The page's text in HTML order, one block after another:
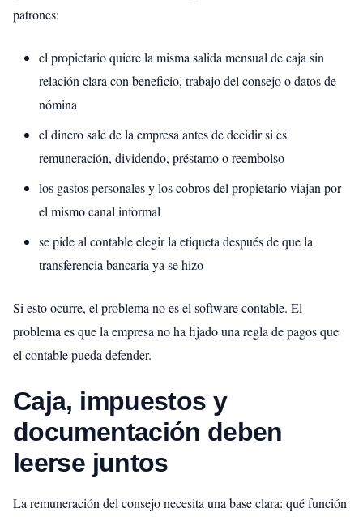
patrones:
el propietario quiere la misma salida mensual de caja sin
relación clara con beneficio, trabajo del consejo o datos de
nómina
el dinero sale de la empresa antes de decidir si es
remuneración, dividendo, préstamo o reembolso
los gastos personales y los cobros del propietario viajan por
el mismo canal informal
se pide al contable elegir la etiqueta después de que la
transferencia bancaria ya se hizo
Si esto ocurre, el problema no es el software contable. El
problema es que la empresa no ha fijado una regla de pagos que
el contable pueda defender.
Caja, impuestos y
documentación deben
leerse juntos
La remuneración del consejo necesita una base clara: qué función